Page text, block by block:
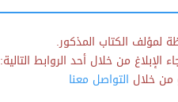
لمؤلف الكتاب المذكور.
من خلال أحد الروابط التالية:
من خلال التواصل معنا